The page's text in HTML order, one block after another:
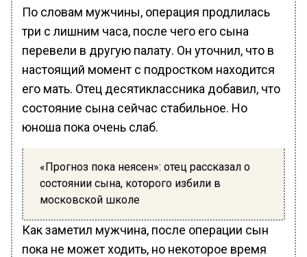
По словам мужчины, операция продлилась
три с лишним часа, после чего его сына
перевели в другую палату. Он уточнил, что в
настоящий момент с подростком находится
его мать. Отец десятиклассника добавил, что
состояние сына сейчас стабильное. Но
юноша пока очень слаб.
«Прогноз пока неясен»: отец рассказал о
состоянии сына, которого избили в
московской школе
Как заметил мужчина, после операции сын
пока не может ходить, но некоторое время